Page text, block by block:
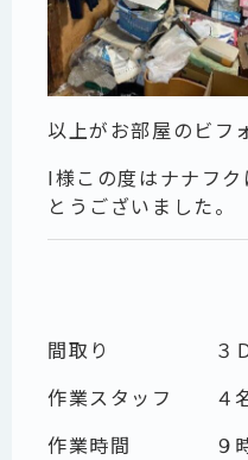
以上がお部屋のビフ
I様この度はナナフ
とうございました。
間取り ３Ｄ
作業スタッフ ４
作業時間 ９時